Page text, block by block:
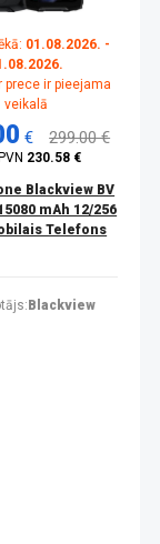
01.08.2026. -
prece ir pieejama
veikalā
€ 299.00 €
230.58 €
Blackview BV
mAh 12/256
Telefons
Blackview